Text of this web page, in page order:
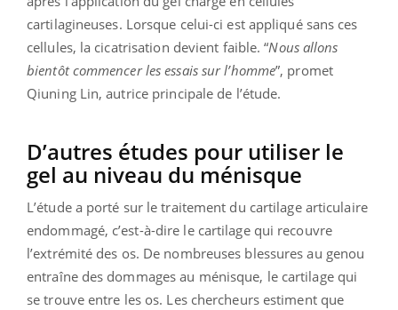
cartilagineuses. Lorsque celui-ci est appliqué sans ces
cellules, la cicatrisation devient faible. “Nous allons
bientôt commencer les essais sur l’homme”, promet
Qiuning Lin, autrice principale de l’étude.
D’autres études pour utiliser le
gel au niveau du ménisque
L’étude a porté sur le traitement du cartilage articulaire
endommagé, c’est-à-dire le cartilage qui recouvre
l’extrémité des os. De nombreuses blessures au genou
entraîne des dommages au ménisque, le cartilage qui
se trouve entre les os. Les chercheurs estiment que